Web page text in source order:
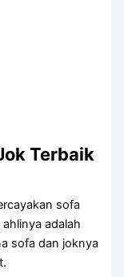
Terbaik
sofa
аdаlаh
sofa dаn joknya